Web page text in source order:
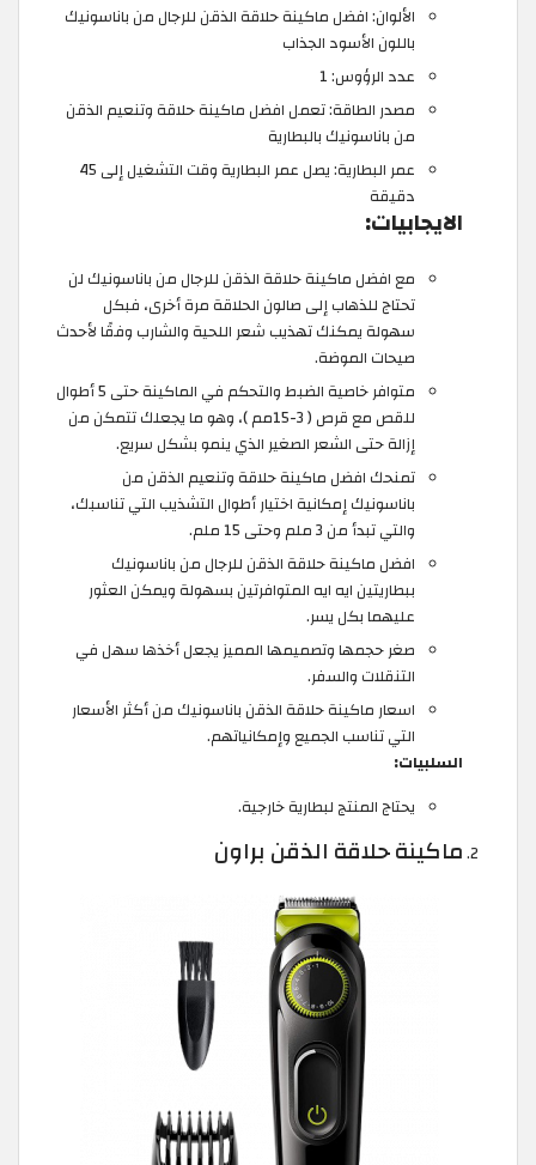
الألوان: افضل ماكينة حلاقة الذقن للرجال من باناسونيك
باللون الأسود الجذاب
عدد الرؤوس: 1
مصدر الطاقة: تعمل افضل ماكينة حلاقة وتنعيم الذقن
من باناسونيك بالبطارية
عمر البطارية: يصل عمر البطارية وقت التشغيل إلى 45
دقيقة
الايجابيات:
مع افضل ماكينة حلاقة الذقن للرجال من باناسونيك لن
تحتاج للذهاب إلى صالون الحلاقة مرة أخرى، فبكل
سهولة يمكنك تهذيب شعر اللحية والشارب وفقًا لأحدث
صيحات الموضة.
متوافر خاصية الضبط والتحكم في الماكينة حتى 5 أطوال
للقص مع قرص ( 3-15مم )، وهو ما يجعلك تتمكن من
إزالة حتى الشعر الصغير الذي ينمو بشكل سريع.
تمنحك افضل ماكينة حلاقة وتنعيم الذقن من
باناسونيك إمكانية اختيار أطوال التشذيب التي تناسبك،
والتي تبدأ من 3 ملم وحتى 15 ملم.
افضل ماكينة حلاقة الذقن للرجال من باناسونيك
ببطاريتين ايه ايه المتوافرتين بسهولة ويمكن العثور
عليهما بكل يسر.
صغر حجمها وتصميمها المميز يجعل أخذها سهل في
التنقلات والسفر.
اسعار ماكينة حلاقة الذقن باناسونيك من أكثر الأسعار
التي تناسب الجميع وإمكانياتهم.
السلبيات:
يحتاج المنتج لبطارية خارجية.
ماكينة حلاقة الذقن براون